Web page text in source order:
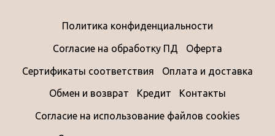
Политика конфиденциальности
Согласие на обработку ПД Оферта
Сертификаты соответствия Оплата и доставка
Обмен и возврат Кредит Контакты
Согласие на использование файлов cookies